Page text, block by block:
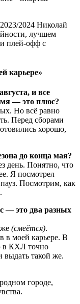
2024 Николай
лучшем
плей-офф с
карьере»
и все
— это плюс?
Но всё равно
Перед сборами
хорошо,
до конца мая?
день. Понятно, что
Я посмотрел
Посмотрим, как
— это два разных
(смеётся).
в моей карьере. В
в КХЛ точно
такой же.
городе,